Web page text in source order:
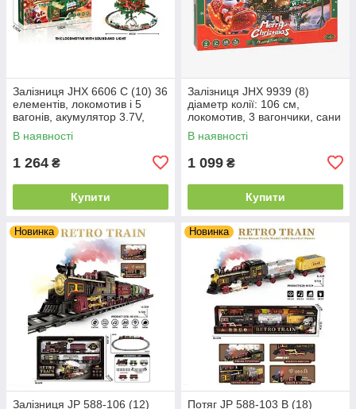
Залізниця JHX 6606 C (10) 36
елементів, локомотив і 5
вагонів, акумулятор 3.7V,
мелодія, підсвічування,
парогенерація, кріплення
В наявності
1 264 ₴
Купити
Залізниця JHX 9939 (8)
діаметр колії: 106 см,
локомотив, 3 вагончики, сани
з Сантою, підсвічування,
мелодії, автоматичний рух
В наявності
1 099 ₴
Купити
Новинка
Залізниця JP 588-106 (12)
Новинка
Потяг JP 588-103 B (18)